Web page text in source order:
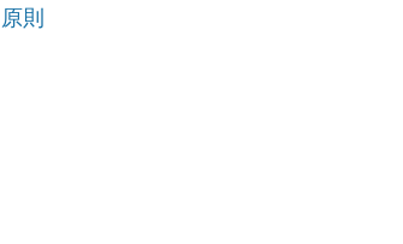
原則